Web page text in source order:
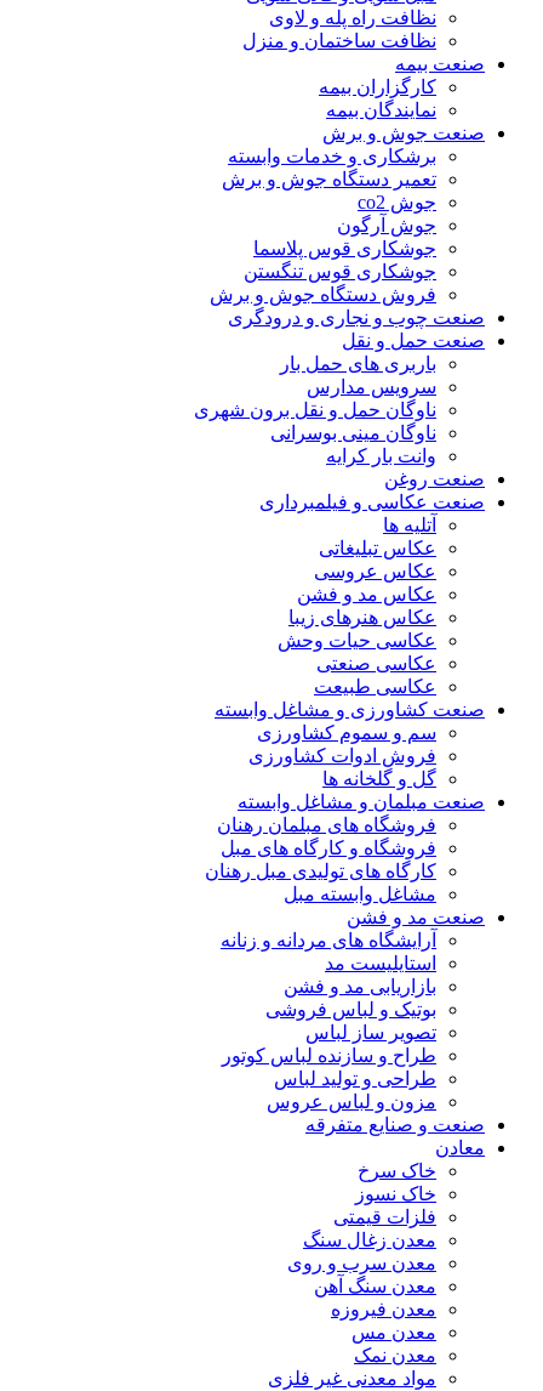
نظافت راه پله و لاوی
نظافت ساختمان و منزل
صنعت بیمه
کارگزاران بیمه
نمایندگان بیمه
صنعت جوش و برش
برشکاری و خدمات وابسته
تعمیر دستگاه جوش و برش
جوش co2
جوش آرگون
جوشکاری قوس پلاسما
جوشکاری قوس تنگستن
فروش دستگاه جوش و برش
صنعت چوب و نجاری و درودگری
صنعت حمل و نقل
باربری های حمل بار
سرویس مدارس
ناوگان حمل و نقل برون شهری
ناوگان مینی بوسرانی
وانت بار کرایه
صنعت روغن
صنعت عکاسی و فیلمبرداری
آتلیه ها
عکاس تبلیغاتی
عکاس عروسی
عکاس مد و فشن
عکاس هنرهای زیبا
عکاسی حیات وحش
عکاسی صنعتی
عکاسی طبیعت
صنعت کشاورزی و مشاغل وابسته
سم و سموم کشاورزی
فروش ادوات کشاورزی
گل و گلخانه ها
صنعت مبلمان و مشاغل وابسته
فروشگاه های مبلمان رهنان
فروشگاه و کارگاه های مبل
کارگاه های تولیدی مبل رهنان
مشاغل وابسته مبل
صنعت مد و فشن
آرایشگاه های مردانه و زنانه
استایلیست مد
بازاریابی مد و فشن
بوتیک و لباس فروشی
تصویر ساز لباس
طراح و سازنده لباس کوتور
طراحی و تولید لباس
مزون و لباس عروس
صنعت و صنایع متفرقه
معادن
خاک سرخ
خاک نسوز
فلزات قیمتی
معدن زغال سنگ
معدن سرب و روی
معدن سنگ آهن
معدن فیروزه
معدن مس
معدن نمک
مواد معدنی غیر فلزی